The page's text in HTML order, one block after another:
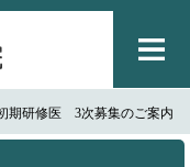
期研修医 3次募集のご案内